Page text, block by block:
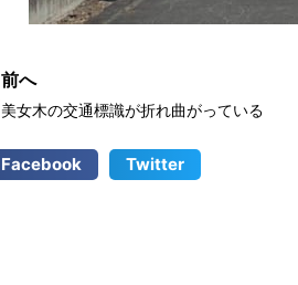
前へ
美女木の交通標識が折れ曲がっている
Facebook Twitter